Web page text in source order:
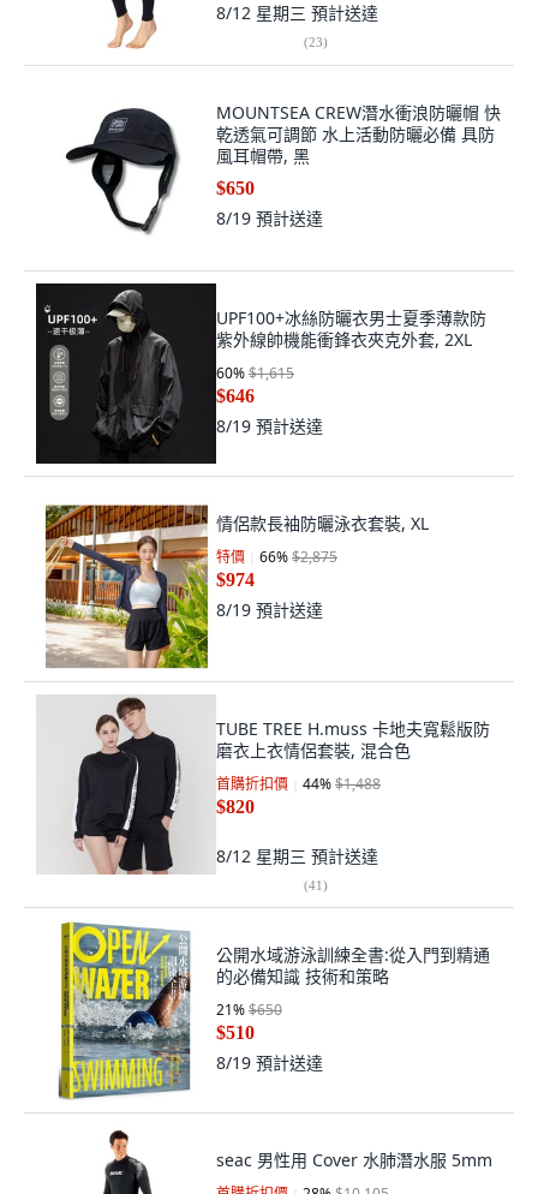
8/12 星期三 預計送達
(23)
MOUNTSEA CREW潛水衝浪防曬帽 快
乾透氣可調節 水上活動防曬必備 具防
風耳帽帶, 黑
$650
8/19 預計送達
UPF100+冰絲防曬衣男士夏季薄款防
紫外線帥機能衝鋒衣夾克外套, 2XL
60%$1,615
$646
8/19 預計送達
情侶款長袖防曬泳衣套裝, XL
特價 66%$2,875
$974
8/19 預計送達
TUBE TREE H.muss 卡地夫寬鬆版防
磨衣上衣情侶套裝, 混合色
首購折扣價 44%$1,488
$820
8/12 星期三 預計送達
(41)
公開水域游泳訓練全書:從入門到精通
的必備知識 技術和策略
21%$650
$510
8/19 預計送達
seac 男性用 Cover 水肺潛水服 5mm